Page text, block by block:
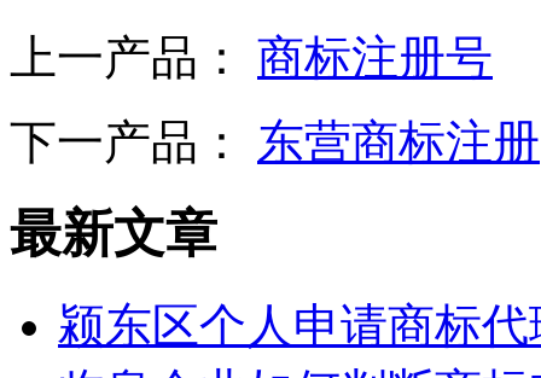
上一产品： 商标注册号
下一产品： 东营商标注册
最新文章
颍东区个人申请商标